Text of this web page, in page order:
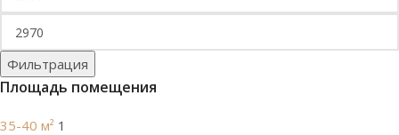
Фильтрация
Площадь помещения
35-40 м² 1